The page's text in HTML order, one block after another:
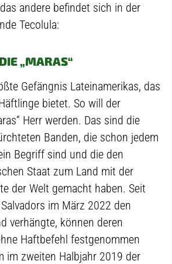
andere befindet sich in der
Tecolula:
„MARAS“
Gefängnis Lateinamerikas, das
bietet. So will der
Herr werden. Das sind die
Banden, die schon jedem
Begriff sind und die den
Staat zum Land mit der
der Welt gemacht haben. Seit
im März 2022 den
verhängte, können deren
Haftbefehl festgenommen
im zweiten Halbjahr 2019 der